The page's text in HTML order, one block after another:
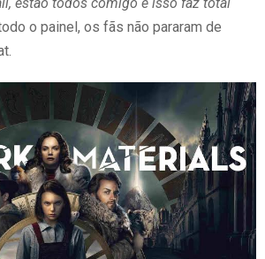
o painel, os fãs não pararam de